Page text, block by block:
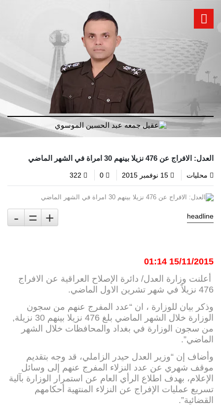
العدل: الافراج عن 476 نزيلا بينهم 30 امراة في الشهر الماضي
محليات
headline
+
=
-
15/11/2015 01:14
أعلنت وزارة العدل/ دائرة الإصلاح العراقية عن الافراج
476 نزيلاً في شهر تشرين الاول الماضي.
وذكر بيان للوزارة ، ان “عدد المفرج عنهم من سجون
الوزارة خلال الشهر الماضي بلغ 476 نزيلا بينهم 30 نزيلة,
من سجون الوزارة في بغداد والمحافظات خلال الشهر
الماضي”.
وأضاف إن “وزير العدل حيدر الزاملي، قد وجه بتقديم
موقف شهري عن عدد النزلاء المفرج عنهم إلى وسائل
الإعلام، بهدف اطلاع الرأي العام عن استمرار الوزارة بآلية
تسريع عمليات الإفراج عن النزلاء المنتهية أحكامهم
القضائية”.